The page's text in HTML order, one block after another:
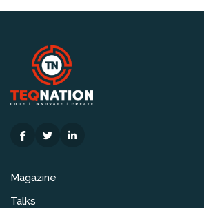
Magazine
Talks